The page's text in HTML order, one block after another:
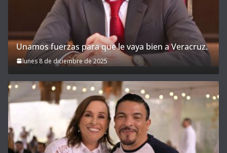
Unamos fuerzas para que le vaya bien a Veracruz.
lunes 8 de diciembre de 2025